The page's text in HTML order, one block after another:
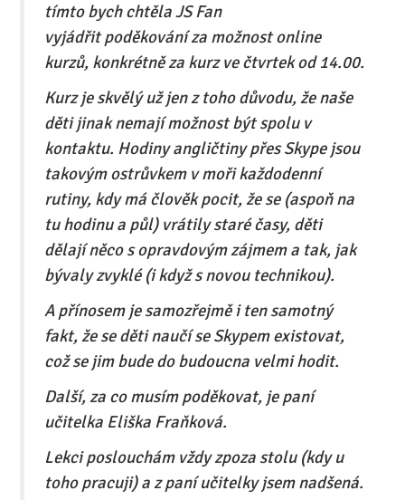
tímto bych chtěla JS Fan
vyjádřit poděkování za možnost online
kurzů, konkrétně za kurz ve čtvrtek od 14.00.
Kurz je skvělý už jen z toho důvodu, že naše
děti jinak nemají možnost být spolu v
kontaktu. Hodiny angličtiny přes Skype jsou
takovým ostrůvkem v moři každodenní
rutiny, kdy má člověk pocit, že se (aspoň na
tu hodinu a půl) vrátily staré časy, děti
dělají něco s opravdovým zájmem a tak, jak
bývaly zvyklé (i když s novou technikou).
A přínosem je samozřejmě i ten samotný
fakt, že se děti naučí se Skypem existovat,
což se jim bude do budoucna velmi hodit.
Další, za co musím poděkovat, je paní
učitelka Eliška Fraňková.
Lekci poslouchám vždy zpoza stolu (kdy u
toho pracuji) a z paní učitelky jsem nadšená.